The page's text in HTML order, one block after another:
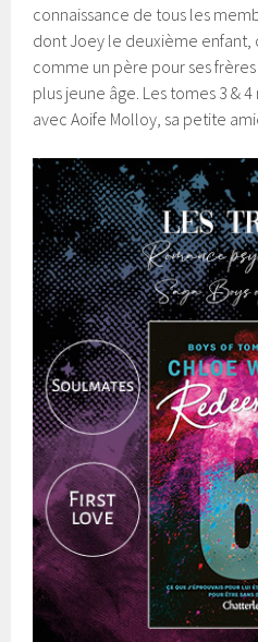
connaissance de tous les
dont Joey le deuxième enfant,
comme un père pour ses
plus jeune âge. Les tomes 3 &
avec Aoife Molloy, sa petite